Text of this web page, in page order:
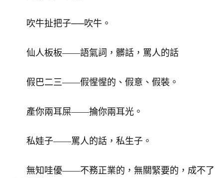
吹牛扯把子──吹牛。
仙人板板——語氣詞，髒話，罵人的話
假巴二三——假惺惺的、假意、假裝。
產你兩耳屎——掄你兩耳光。
私娃子——罵人的話，私生子。
無知哇優——不務正業的，無關緊要的，成不了